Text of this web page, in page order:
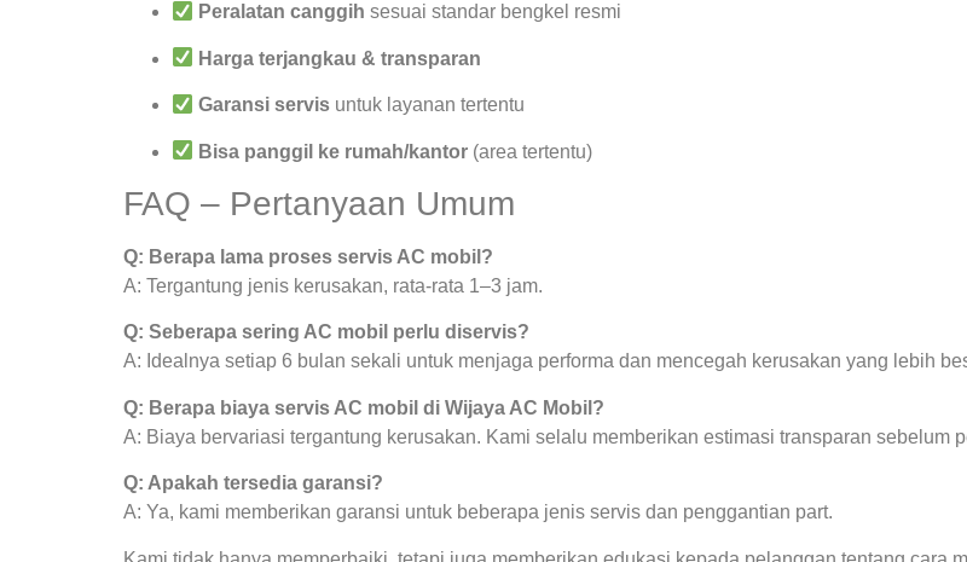
Peralatan canggih sesuai standar bengkel resmi
Harga terjangkau & transparan
Garansi servis untuk layanan tertentu
Bisa panggil ke rumah/kantor (area tertentu)
FAQ – Pertanyaan Umum
Q: Berapa lama proses servis AC mobil?
A: Tergantung jenis kerusakan, rata-rata 1–3 jam.
Q: Seberapa sering AC mobil perlu diservis?
A: Idealnya setiap 6 bulan sekali untuk menjaga performa dan mencegah kerusakan yang lebih
Q: Berapa biaya servis AC mobil di Wijaya AC Mobil?
A: Biaya bervariasi tergantung kerusakan. Kami selalu memberikan estimasi transparan sebelum
Q: Apakah tersedia garansi?
A: Ya, kami memberikan garansi untuk beberapa jenis servis dan penggantian part.